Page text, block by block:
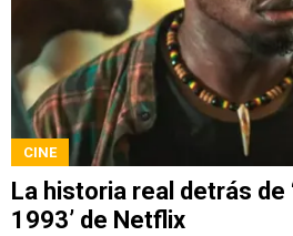
CINE
La historia real detrás de
1993’ de Netflix